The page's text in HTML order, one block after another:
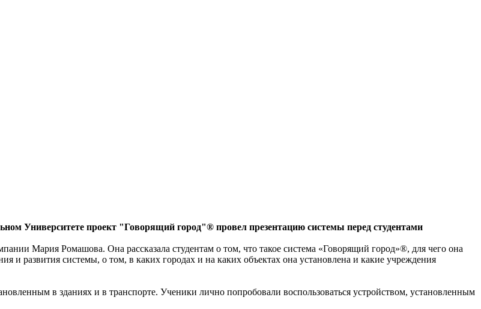
Университете проект "Говорящий город"® провел презентацию системы перед студентами
Мария Ромашова. Она рассказала студентам о том, что такое система «Говорящий город»®, для чего она
и развития системы, о том, в каких городах и на каких объектах она установлена и какие учреждения
в зданиях и в транспорте. Ученики лично попробовали воспользоваться устройством, установленным